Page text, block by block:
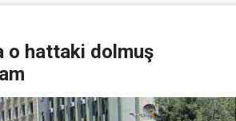
o hattaki dolmuş